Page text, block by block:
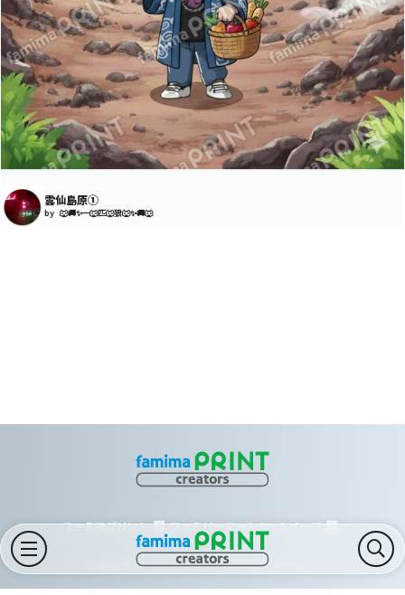
雲仙島原①
by 🐺🚚✨一🐺匹🐺狼🐺✨🚚🐺
ファミマプリント ファミリーマートホームページ
Copyright © FamilyMart Co., Ltd.All Rights Reserved.